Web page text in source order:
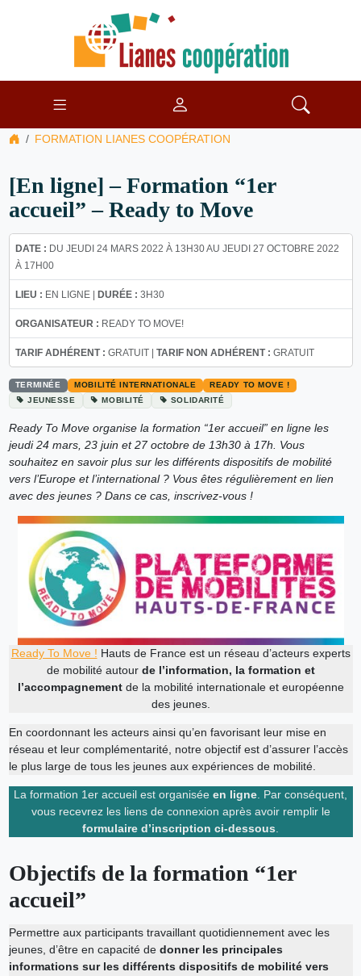
FORMATION LIANES COOPÉRATION
[En ligne] – Formation “1er
accueil” – Ready to Move
DATE : DU JEUDI 24 MARS 2022 À 13H30 AU JEUDI 27 OCTOBRE 2022
À 17H00
LIEU : EN LIGNE | DURÉE : 3H30
ORGANISATEUR : READY TO MOVE!
TARIF ADHÉRENT : GRATUIT | TARIF NON ADHÉRENT : GRATUIT
TERMINÉE MOBILITÉ INTERNATIONALE
READY TO MOVE !
JEUNESSE
MOBILITÉ SOLIDARITÉ
Ready To Move organise la formation “1er accueil” en ligne les
jeudi 24 mars, 23 juin et 27 octobre de 13h30 à 17h. Vous
souhaitez en savoir plus sur les différents dispositifs de mobilité
vers l’Europe et l’international ? Vous êtes régulièrement en lien
avec des jeunes ? Dans ce cas, inscrivez-vous !
Ready To Move ! Hauts de France est un réseau d’acteurs experts
de mobilité autour de l’information, la formation et
l’accompagnementde la mobilité internationale et européenne
des jeunes.
En coordonnant les acteurs ainsi qu’en favorisant leur mise en
réseau et leur complémentarité, notre objectif est d’assurer l’accès
le plus large de tous les jeunes aux expériences de mobilité.
La formation 1er accueil est organisée en ligne . Par conséquent,
vous recevrez les liens de connexion après avoir remplir le
formulaire d’inscription ci-dessous
Objectifs de la formation “1er
accueil”
Permettre aux participants travaillant quotidiennement avec les
jeunes, d’être en capacité de donner les principales
informations sur les différents dispositifs de mobilité vers